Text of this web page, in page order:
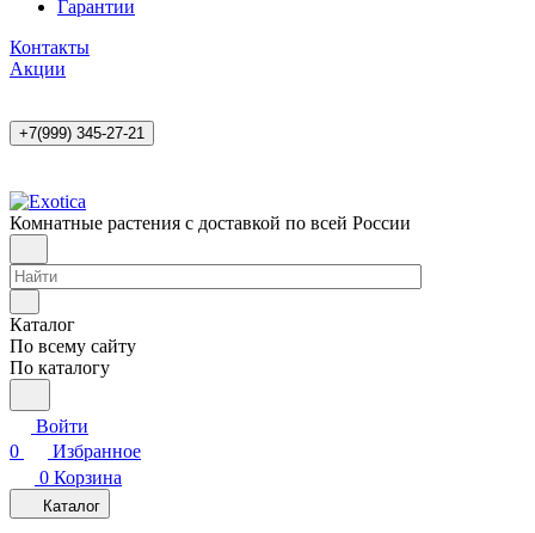
Гарантии
Контакты
Акции
+7(999) 345-27-21
Комнатные растения с доставкой по всей России
Каталог
По всему сайту
По каталогу
Войти
0
Избранное
0 Корзина
Каталог